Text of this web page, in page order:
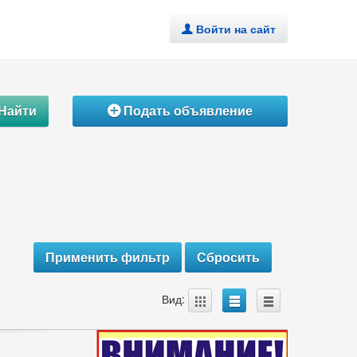
. Войти на сайт
ÁПодать объявление
Вид: A B C